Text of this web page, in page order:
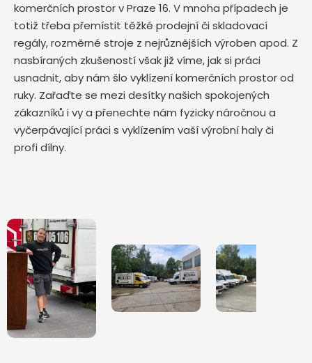
komerčních prostor v Praze 16. V mnoha případech je
totiž třeba přemístit těžké prodejní či skladovací
regály, rozměrné stroje z nejrůznějších výroben apod. Z
nasbíraných zkušeností však již víme, jak si práci
usnadnit, aby nám šlo vyklízení komerčních prostor od
ruky. Zařaďte se mezi desítky našich spokojených
zákazníků i vy a přenechte nám fyzicky náročnou a
vyčerpávající práci s vyklízením vaší výrobní haly či
profi dílny.